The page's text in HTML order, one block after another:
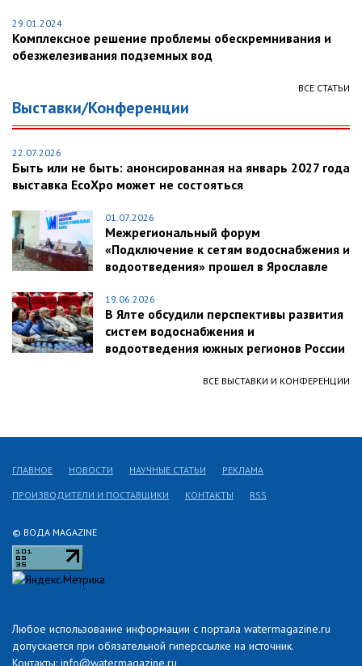
29.01.2024
Комплексное решение проблемы обескремнивания и
обезжелезивания подземных вод
ВСЕ СТАТЬИ
Выставки/Конференции
22.07.2026
Быть или не быть: анонсированная на январь 2027 года
выставка EcoXpo может не состояться
01.07.2026
Межрегиональный форум
«Подключение к сетям водоснабжения и
водоотведения» прошел в Ярославле
19.06.2026
В Ялте обсудили перспективы развития
систем водоснабжения и
водоотведения южных регионов России
ВСЕ ВЫСТАВКИ И КОНФЕРЕНЦИИ
© ВОДА MAGAZINE
Любое использование информации с портала watermagazine.ru
допускается при обязательной гиперссылке на источник.
Контакты: info@watermagazine.ru
ГЛАВНОЕ НОВОСТИ НАУЧНЫЕ СТАТЬИ РЕКЛАМА
ПРОИЗВОДИТЕЛИ И ПОСТАВЩИКИ КОНТАКТЫ RSS